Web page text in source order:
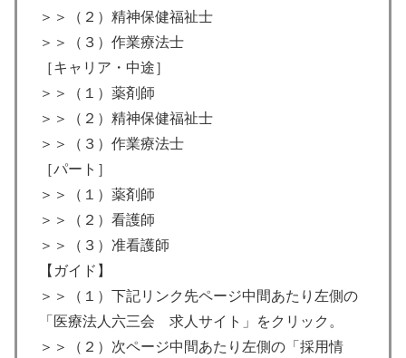
＞＞（２）精神保健福祉士
＞＞（３）作業療法士
［キャリア・中途］
＞＞（１）薬剤師
＞＞（２）精神保健福祉士
＞＞（３）作業療法士
［パート］
＞＞（１）薬剤師
＞＞（２）看護師
＞＞（３）准看護師
【ガイド】
＞＞（１）下記リンク先ページ中間あたり左側の
「医療法人六三会 求人サイト」をクリック。
＞＞（２）次ページ中間あたり左側の「採用情